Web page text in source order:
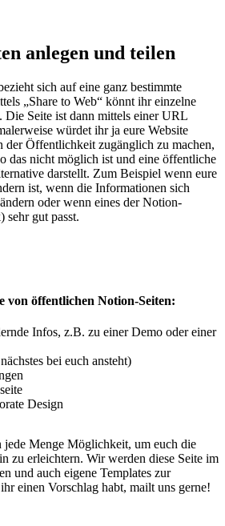
anlegen und teilen
sich auf eine ganz bestimmte
„Share to Web“ könnt ihr einzelne
Die Seite ist dann mittels einer URL
würdet ihr ja eure Website
der Öffentlichkeit zugänglich zu machen,
das nicht möglich ist und eine öffentliche
darstellt. Zum Beispiel wenn eure
ist, wenn die Informationen sich
oder wenn eines der Notion-
sehr gut passt.
von öffentlichen Notion-Seiten:
Infos, z.B. zu einer Demo oder einer
bei euch ansteht)
Design
Menge Möglichkeit, um euch die
zu erleichtern. Wir werden diese Seite im
und auch eigene Templates zur
einen Vorschlag habt, mailt uns gerne!